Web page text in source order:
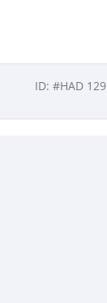
ID: #HAD 129